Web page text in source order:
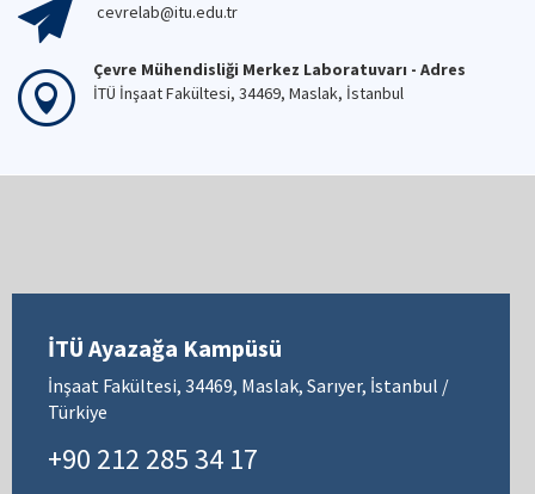
cevrelab@itu.edu.tr
Çevre Mühendisliği Merkez Laboratuvarı - Adres
İTÜ İnşaat Fakültesi, 34469, Maslak, İstanbul
İTÜ Ayazağa Kampüsü
İnşaat Fakültesi, 34469, Maslak, Sarıyer, İstanbul /
Türkiye
+90 212 285 34 17